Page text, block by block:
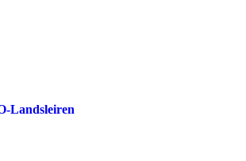
Landsleiren